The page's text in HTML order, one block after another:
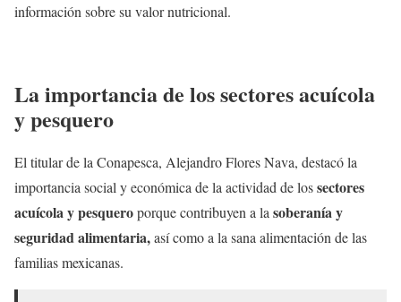
información sobre su valor nutricional.
La importancia de los sectores acuícola
y pesquero
El titular de la Conapesca, Alejandro Flores Nava, destacó la
importancia social y económica de la actividad de lossectores
acuícola y pesqueroporque contribuyen a la soberanía y
seguridad alimentaria,así como a la sana alimentación de las
familias mexicanas.